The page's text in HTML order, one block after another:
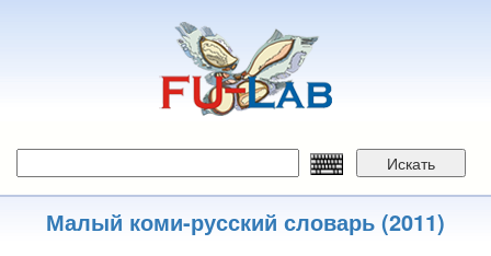
Искать
Малый коми-русский словарь (2011)